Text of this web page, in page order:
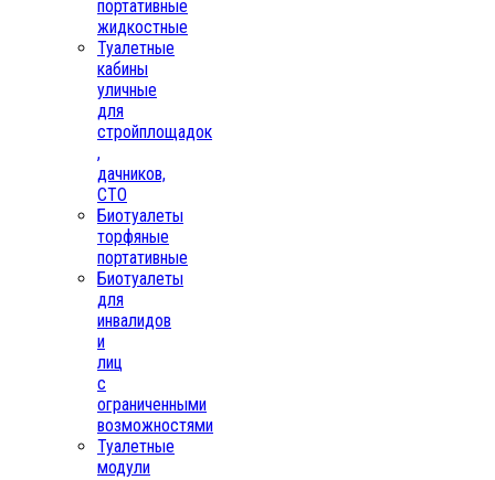
портативные
жидкостные
Туалетные
кабины
уличные
для
стройплощадок
,
дачников,
СТО
Биотуалеты
торфяные
портативные
Биотуалеты
для
инвалидов
и
лиц
с
ограниченными
возможностями
Туалетные
модули